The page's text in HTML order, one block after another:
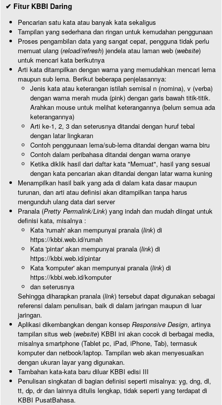
✔ Fitur KBBI Daring
Pencarian satu kata atau banyak kata sekaligus
Tampilan yang sederhana dan ringan untuk kemudahan penggunaan
Proses pengambilan data yang sangat cepat, pengguna tidak perlu
memuat ulang (reload/refresh) jendela atau laman web (website)
untuk mencari kata berikutnya
Arti kata ditampilkan dengan warna yang memudahkan mencari lema
maupun sub lema. Berikut beberapa penjelasannya:
Jenis kata atau keterangan istilah semisal n (nomina), v (verba)
dengan warna merah muda (pink) dengan garis bawah titik-titik.
Arahkan mouse untuk melihat keterangannya (belum semua ada
keterangannya)
Arti ke-1, 2, 3 dan seterusnya ditandai dengan huruf tebal
dengan latar lingkaran
Contoh penggunaan lema/sub-lema ditandai dengan warna biru
Contoh dalam peribahasa ditandai dengan warna oranye
Ketika diklik hasil dari daftar kata "Memuat", hasil yang sesuai
dengan kata pencarian akan ditandai dengan latar warna kuning
Menampilkan hasil baik yang ada di dalam kata dasar maupun
turunan, dan arti atau definisi akan ditampilkan tanpa harus
mengunduh ulang data dari server
Pranala (Pretty Permalink/Link) yang indah dan mudah diingat untuk
definisi kata, misalnya :
Kata 'rumah' akan mempunyai pranala (link) di
https://kbbi.web.id/rumah
Kata 'pintar' akan mempunyai pranala (link) di
https://kbbi.web.id/pintar
Kata 'komputer' akan mempunyai pranala (link) di
https://kbbi.web.id/komputer
dan seterusnya
Sehingga diharapkan pranala (link) tersebut dapat digunakan sebagai
referensi dalam penulisan, baik di dalam jaringan maupun di luar
jaringan.
Aplikasi dikembangkan dengan konsep Responsive Design, artinya
tampilan situs web (website) KBBI ini akan cocok di berbagai media,
misalnya smartphone (Tablet pc, iPad, iPhone, Tab), termasuk
komputer dan netbook/laptop. Tampilan web akan menyesuaikan
dengan ukuran layar yang digunakan.
Tambahan kata-kata baru diluar KBBI edisi III
Penulisan singkatan di bagian definisi seperti misalnya: yg, dng, dl,
tt, dp, dr dan lainnya ditulis lengkap, tidak seperti yang terdapat di
KBBI PusatBahasa.